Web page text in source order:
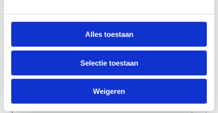
Alles toestaan
Selectie toestaan
Weigeren
Kortrijk
Oenanthe Outdoor BV
8500 Kortrijk
https://oenanthe.be